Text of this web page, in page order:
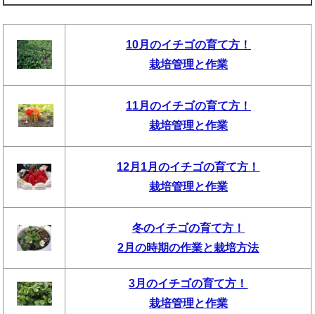
10月のイチゴの育て方！
栽培管理と作業
11月のイチゴの育て方！
栽培管理と作業
12月1月のイチゴの育て方！
栽培管理と作業
冬のイチゴの育て方！
2月の時期の作業と栽培方法
3月のイチゴの育て方！
栽培管理と作業